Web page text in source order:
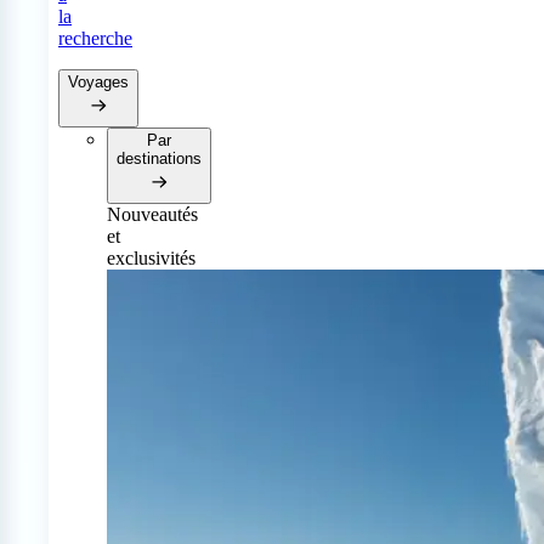
la
recherche
Voyages
Par
destinations
Nouveautés
et
exclusivités